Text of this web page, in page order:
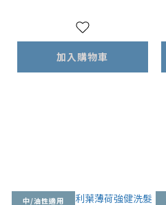
加入購物車
中/油性適用